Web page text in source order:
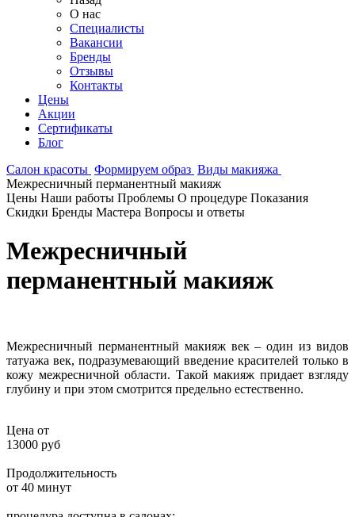
О нас
Специалисты
Вакансии
Бренды
Отзывы
Контакты
Цены
Акции
Сертификаты
Блог
Салон красоты Формируем образ Виды макияжа
Межресничный перманентный макияж
Цены Наши работы Проблемы О процедуре Показания
Скидки Бренды Мастера Вопросы и ответы
Межресничный
перманентный макияж
Межресничный перманентный макияж век – один из видов
татуажа век, подразумевающий введение красителей только в
кожу межресничной области. Такой макияж придает взгляду
глубину и при этом смотрится предельно естественно.
Цена от
13000 руб
Продолжительность
от 40 минут